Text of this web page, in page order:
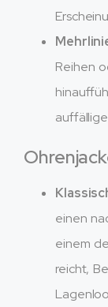
Reihen
einen
einem
reicht,